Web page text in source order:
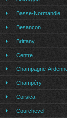
Basse-Normandie
Besancon
Brittany
Centre
Champagne-
Champéry
Corsica
Courchevel